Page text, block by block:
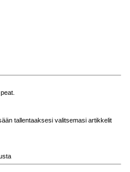
tallentaaksesi valitsemasi artikkelit